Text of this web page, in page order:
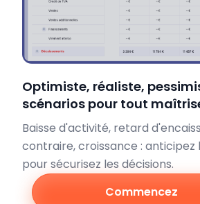
Optimiste, réaliste,
scénarios pour tout
Baisse d'activité, retard
contraire, croissance : anticipez
pour sécurisez les décisions.
Commencez